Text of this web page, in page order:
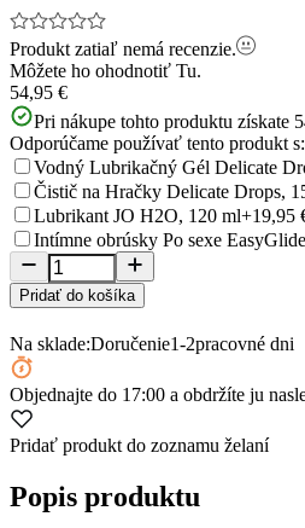
Produkt zatiaľ nemá recenzie.
Môžete ho ohodnotiť Tu.
54,95 €
Pri nákupe tohto produktu získate
Odporúčame používať tento produkt s:
Vodný Lubrikačný Gél Delicate
Čistič na Hračky Delicate Drops,
Lubrikant JO H2O, 120 ml+19,95
Intímne obrúsky Po sexe EasyGlide
Pridať do košíka
Na sklade:Doručenie1-2pracovné dni
Objednajte do 17:00 a obdržíte ju
Pridať produkt do zoznamu želaní
Popis produktu